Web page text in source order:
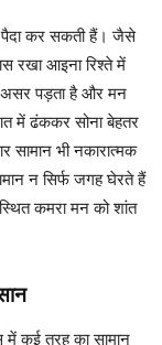
कर सकती हैं। जैसे
रखा आइना रिश्ते में
असर पड़ता है और मन
में ढंककर सोना बेहतर
सामान भी नकारात्मक
न सिर्फ जगह घेरते हैं
कमरा मन को शांत
कई तरह का सामान